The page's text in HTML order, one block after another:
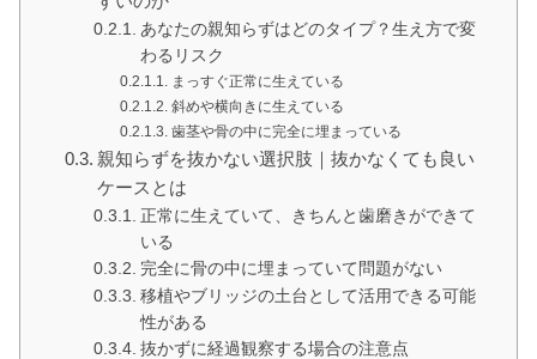
あなたの親知らずはどのタイプ？生え方で変
わるリスク
まっすぐ正常に生えている
斜めや横向きに生えている
歯茎や骨の中に完全に埋まっている
親知らずを抜かない選択肢｜抜かなくても良い
ケースとは
正常に生えていて、きちんと歯磨きができて
いる
完全に骨の中に埋まっていて問題がない
移植やブリッジの土台として活用できる可能
性がある
抜かずに経過観察する場合の注意点